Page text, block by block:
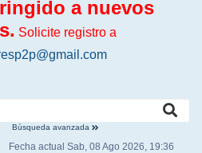
a nuevos
Solicite registro a
Búsqueda avanzada
Fecha actual Sab, 08 Ago 2026, 19:36